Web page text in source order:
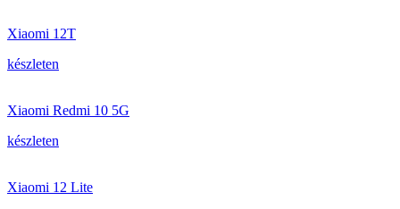
Xiaomi 12T
készleten
Xiaomi Redmi 10 5G
készleten
Xiaomi 12 Lite